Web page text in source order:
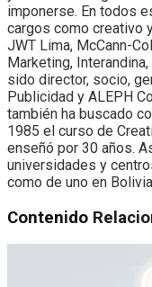
imponerse. En todos
cargos como creativo
JWT Lima, McCann-
Marketing,
sido director, socio,
Publicidad y ALEPH
también ha buscado
1985 el curso de
enseñó por 30 años.
universidades y
como de uno en
Contenido